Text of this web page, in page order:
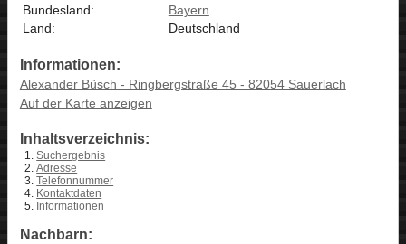
Bundesland:
Bayern
Land:
Deutschland
Informationen:
Alexander Büsch - Ringbergstraße 45 - 82054 Sauerlach
Auf der Karte anzeigen
Inhaltsverzeichnis:
Suchergebnis
Adresse
Telefonnummer
Kontaktdaten
Informationen
Nachbarn: